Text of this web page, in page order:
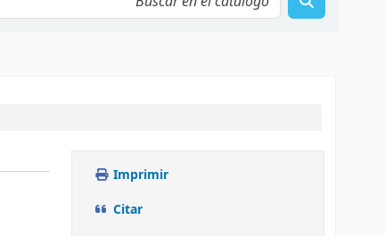
Imprimir
Citar